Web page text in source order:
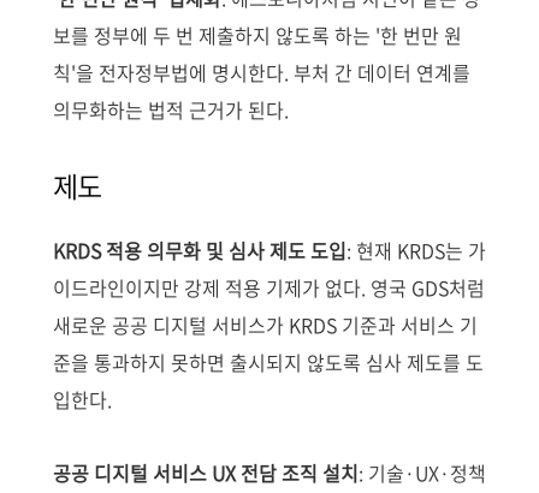
보를 정부에 두 번 제출하지 않도록 하는 '한 번만 원
칙'을 전자정부법에 명시한다. 부처 간 데이터 연계를
의무화하는 법적 근거가 된다.
제도
KRDS 적용 의무화 및 심사 제도 도입: 현재 KRDS는 가
이드라인이지만 강제 적용 기제가 없다. 영국 GDS처럼
새로운 공공 디지털 서비스가 KRDS 기준과 서비스 기
준을 통과하지 못하면 출시되지 않도록 심사 제도를 도
입한다.
공공 디지털 서비스 UX 전담 조직 설치: 기술·UX·정책